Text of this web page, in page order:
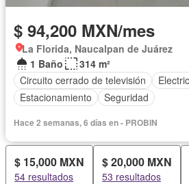
$ 94,200 MXN/mes
La Florida, Naucalpan de Juárez
1 Baño
314 m²
Circuito cerrado de televisión
Estacionamiento
Seguridad
Hace 2 semanas, 6 días en - PROBIN
$ 15,000 MXN
54 resultados
$ 20,000 MXN
53 resultados